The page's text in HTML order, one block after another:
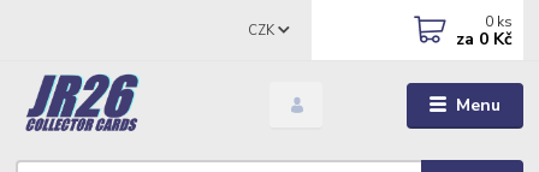
Menu
CZK 0 ks
za 0 Kč